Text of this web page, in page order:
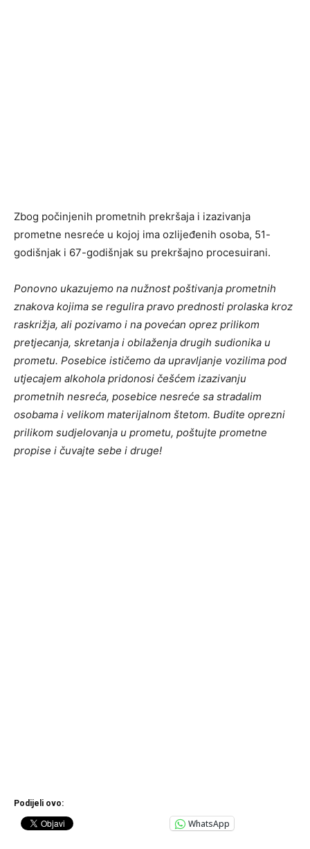
Zbog počinjenih prometnih prekršaja i izazivanja
prometne nesreće u kojoj ima ozlijeđenih osoba, 51-
godišnjak i 67-godišnjak su prekršajno procesuirani.
Ponovno ukazujemo na nužnost poštivanja prometnih
znakova kojima se regulira pravo prednosti prolaska kroz
raskrižja, ali pozivamo i na povećan oprez prilikom
pretjecanja, skretanja i obilaženja drugih sudionika u
prometu. Posebice ističemo da upravljanje vozilima pod
utjecajem alkohola pridonosi češćem izazivanju
prometnih nesreća, posebice nesreće sa stradalim
osobama i velikom materijalnom štetom. Budite oprezni
prilikom sudjelovanja u prometu, poštujte prometne
propise i čuvajte sebe i druge!
Podijeli ovo:
WhatsApp